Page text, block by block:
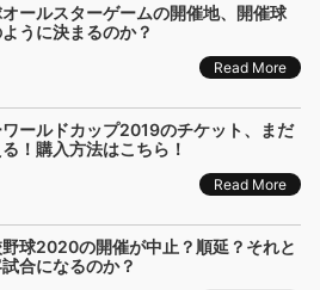
ールスターゲームの開催地、開催球
うに決まるのか？
Read More
ールドカップ2019のチケット、まだ
！購入方法はこちら！
Read More
球2020の開催が中止？順延？それと
合になるのか？